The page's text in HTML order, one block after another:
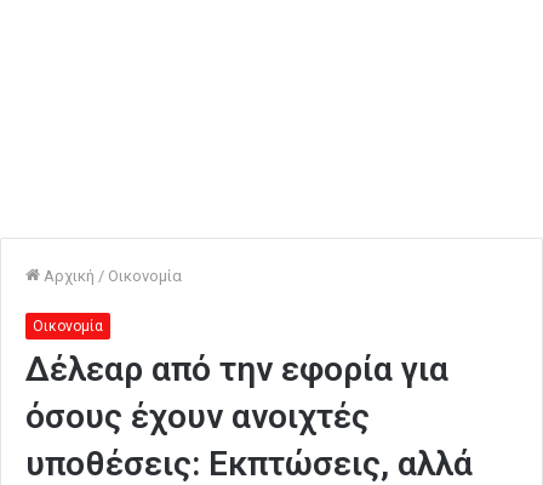
Αρχική / Οικονομία
Οικονομία
Δέλεαρ από την εφορία για
όσους έχουν ανοιχτές
υποθέσεις: Εκπτώσεις, αλλά